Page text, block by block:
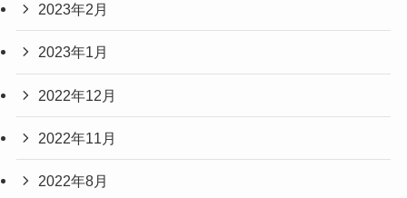
2023年2月
2023年1月
2022年12月
2022年11月
2022年8月